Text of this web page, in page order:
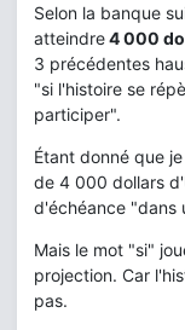
Selon la banque
atteindre4 000
3 précédentes
"si l'histoire se
participer".
Étant donné que
de 4 000 dollars
d'échéance "dans
Mais le mot "si"
projection. Car
pas.